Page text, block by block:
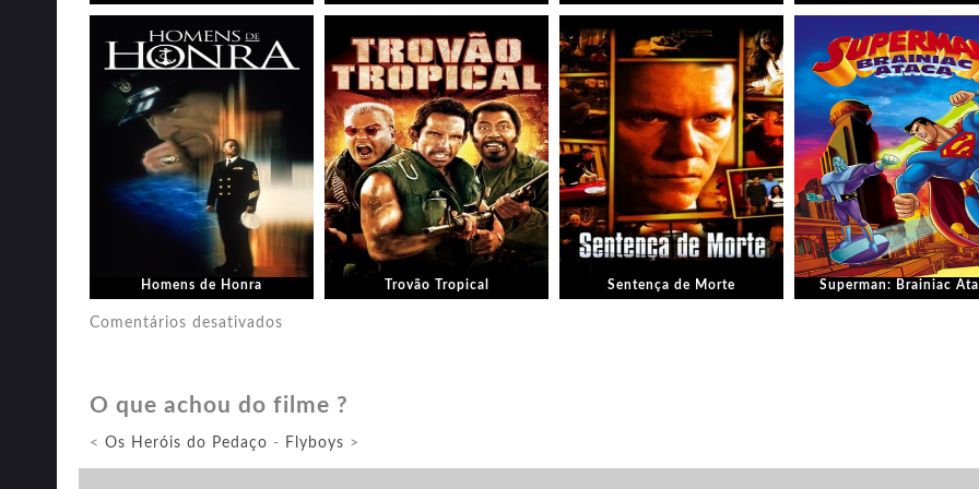
Homens de Honra Trovão Tropical Sentença de Morte Superman: Brainiac
Comentários desativados
Ataca
O que achou do filme ?
< Os Heróis do Pedaço - Flyboys >